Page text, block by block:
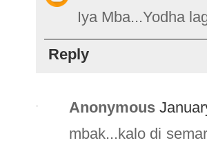
Iya Mba...Yodha
Reply
Anonymous
mbak...kalo di